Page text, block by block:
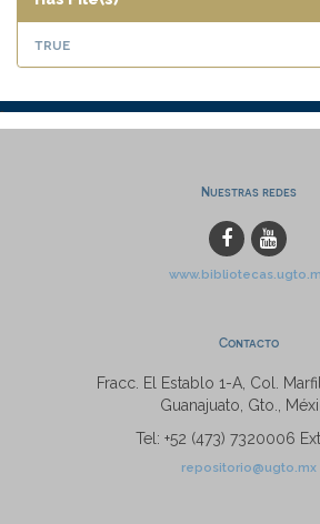
true
Nuestras redes
Contacto
Fracc. El Establo 1-A, Col.
Guanajuato, Gto.,
Tel: +52 (473) 7320006
repositorio@ugto.mx